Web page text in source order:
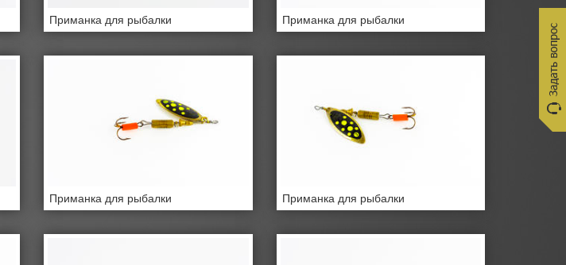
Приманка для рыбалки Приманка для рыбалки
Приманка для рыбалки Приманка для рыбалки